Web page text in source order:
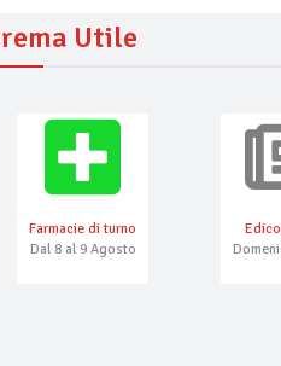
Utile
Farmacie di turno
Dal 8 al 9 Agosto